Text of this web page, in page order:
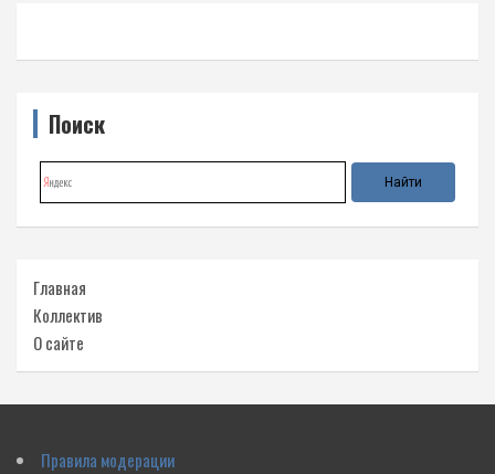
Поиск
Главная
Коллектив
О сайте
Правила модерации